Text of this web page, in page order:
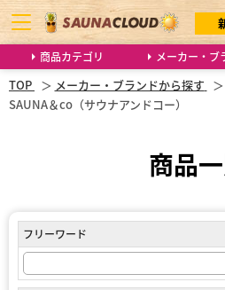
商品カテゴリ メーカー・ブ
TOP
メーカー・ブランドから探す
SAUNA＆co（サウナアンドコー）
商品
フリーワード